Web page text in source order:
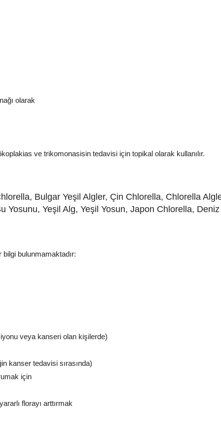
olarak
ve trikomonasisin tedavisi için topikal olarak kullanılır.
Bulgar Yeşil Algler, Çin Chlorella, Chlorella
Yosunu, Yeşil Alg, Yeşil Yosun, Japon Chlorella, Deniz
bilgi bulunmamaktadır:
veya kanseri olan kişilerde)
kanser tedavisi sırasında)
için
florayı arttırmak